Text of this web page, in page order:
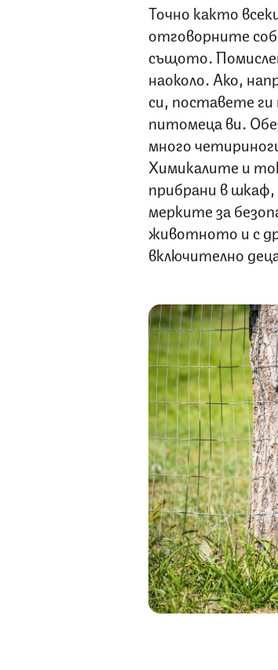
Точно както
отговорните
същото.
наоколо. Ако,
си, поставете
питомеца ви.
много
Химикалите и
прибрани в
мерките за
животното и с
включително